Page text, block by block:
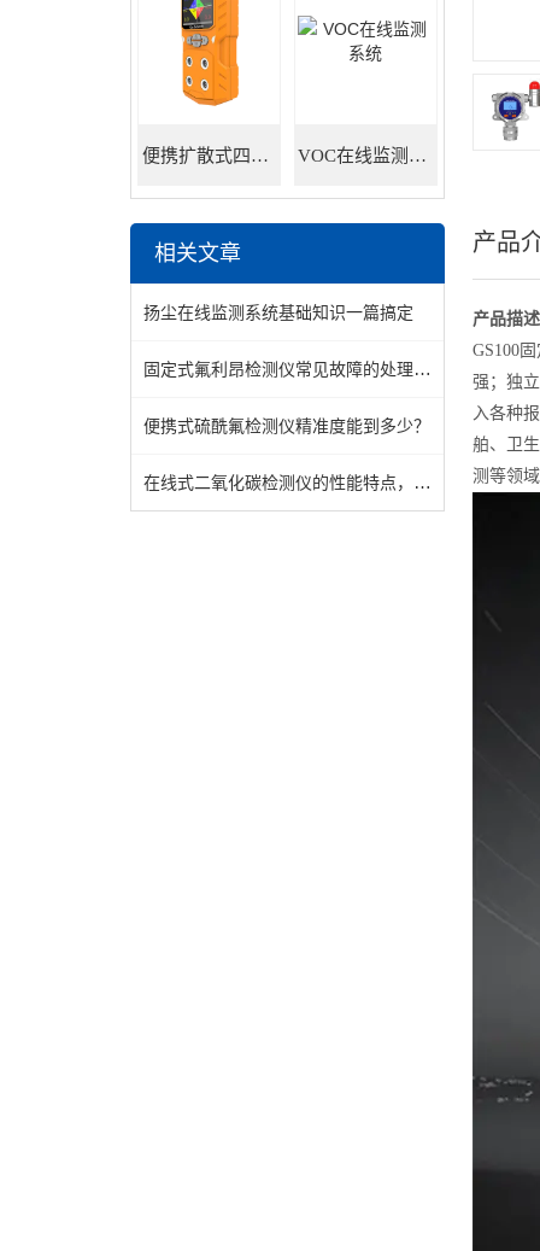
便携扩散式四合一气体检测仪 VOC在线监测系统
相关文章
扬尘在线监测系统基础知识一篇搞定
固定式氟利昂检测仪常见故障的处理方法
便携式硫酰氟检测仪精准度能到多少？
在线式二氧化碳检测仪的性能特点，一看便知
产品
产品描述
GS100
强；独
入各种
舶、卫
测等领